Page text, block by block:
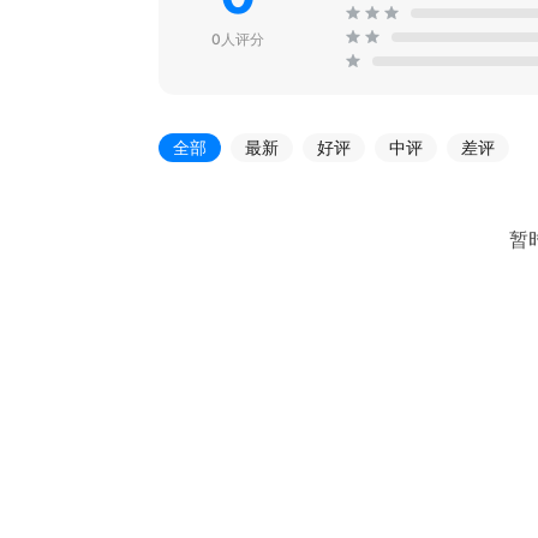
0人评分
全部 最新 好评 中评 差评